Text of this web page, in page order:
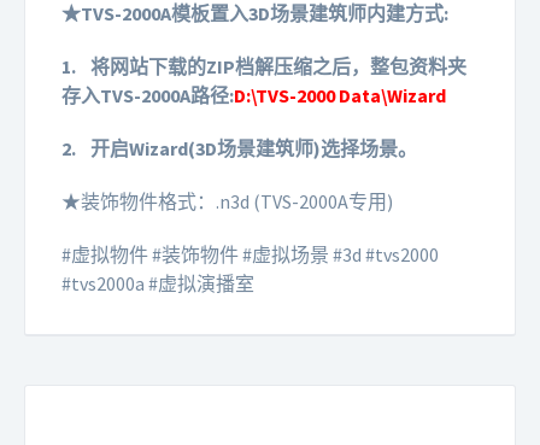
★TVS-2000A模板置入3D场景建筑师内建方式:
1. 将网站下载的ZIP档解压缩之后，整包资料夹
存入TVS-2000A路径:D:\TVS-2000 Data\Wizard
2. 开启Wizard(3D场景建筑师)选择场景。
★装饰物件格式：.n3d (TVS-2000A专用)
#虚拟物件 #装饰物件 #虚拟场景 #3d #tvs2000
#tvs2000a #虚拟演播室